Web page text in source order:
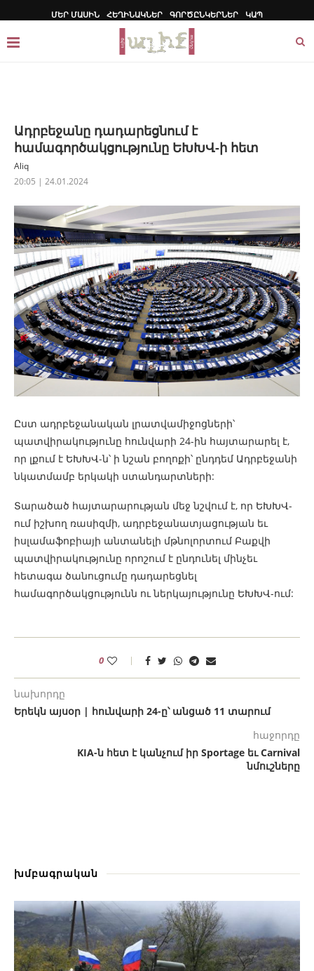
ՄԵՐ ՄԱՍԻՆ ՀԵՂԻՆԱԿՆԵՐ ԳՈՐԾԸՆԿԵՐՆԵՐ ԿԱՊ
Ադրբեջանը դադարեցնում է
համագործակցությունը ԵԽԽՎ-ի հետ
Aliq
20:05 | 24.01.2024
Ըստ ադրբեջանական լրատվամիջոցների՝
պատվիրակությունը հունվարի 24-ին հայտարարել է,
որ լքում է ԵԽԽՎ-ն՝ ի նշան բողոքի՝ ընդդեմ Ադրբեջանի
նկատմամբ երկակի ստանդարտների:
Տարածած հայտարարության մեջ նշվում է, որ ԵԽԽՎ-
ում իշխող ռասիզմի, ադրբեջանատյացության եւ
իսլամաֆոբիայի անտանելի մթնոլորտում Բաքվի
պատվիրակությունը որոշում է ընդունել մինչեւ
հետագա ծանուցումը դադարեցնել
համագործակցությունն ու ներկայությունը ԵԽԽՎ-ում:
0
նախորդը
Երեկն այսօր | հունվարի 24-ը՝ անցած 11 տարում
հաջորդը
KIA-ն հետ է կանչում իր Sportage եւ Carnival
նմուշները
խմբագրական